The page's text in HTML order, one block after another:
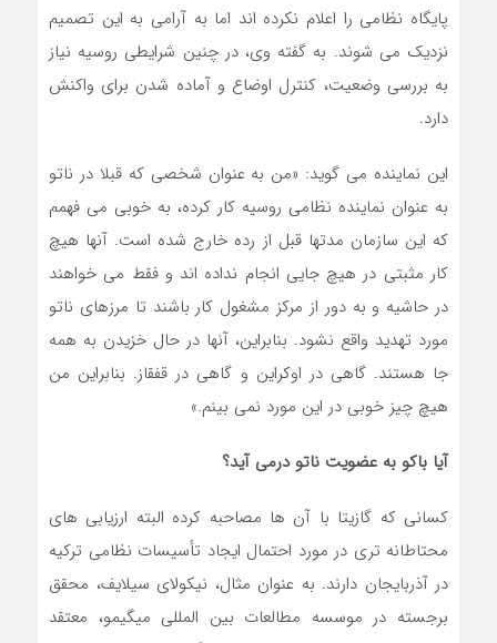
پایگاه نظامی را اعلام نکرده اند اما به آرامی به این تصمیم
نزدیک می شوند. به گفته وی، در چنین شرایطی روسیه نیاز
به بررسی وضعیت، کنترل اوضاع و آماده شدن برای واکنش
دارد.
این نماینده می گوید: «من به عنوان شخصی که قبلا در ناتو
به عنوان نماینده نظامی روسیه کار کرده، به خوبی می فهمم
که این سازمان مدتها قبل از رده خارج شده است. آنها هیچ
کار مثبتی در هیچ جایی انجام نداده اند و فقط می خواهند
در حاشیه و به دور از مرکز مشغول کار باشند تا مرزهای ناتو
مورد تهدید واقع نشود. بنابراین، آنها در حال خزیدن به همه
جا هستند. گاهی در اوکراین و گاهی در قفقاز. بنابراین من
هیچ چیز خوبی در این مورد نمی بینم.»
آیا باکو به عضویت ناتو درمی آید؟
کسانی که گازیتا با آن ها مصاحبه کرده البته ارزیابی های
محتاطانه تری در مورد احتمال ایجاد تأسیسات نظامی ترکیه
در آذربایجان دارند. به عنوان مثال، نیکولای سیلایف، محقق
برجسته در موسسه مطالعات بین المللی میگیمو، معتقد